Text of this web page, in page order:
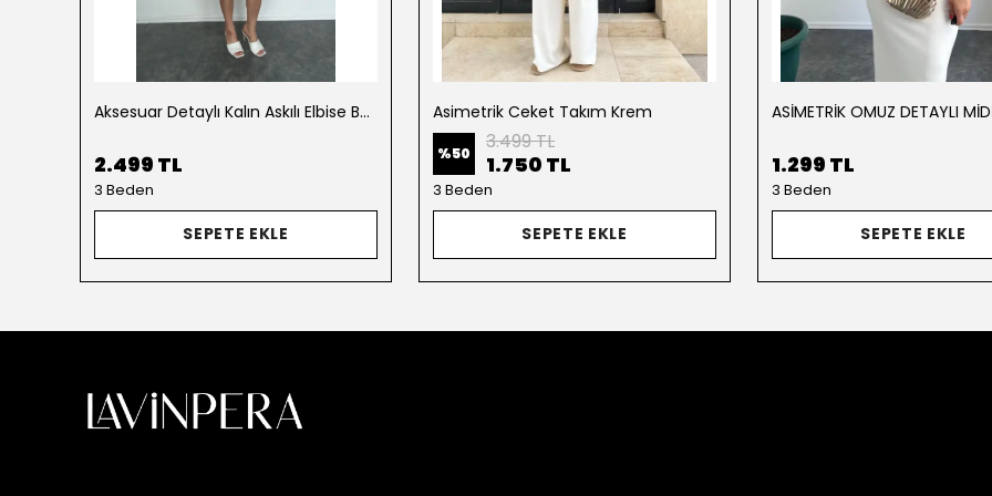
Aksesuar Detaylı Kalın Askılı Elbise Beyaz
2.499 TL
3 Beden
SEPETE EKLE
Asimetrik Ceket Takım Krem
%50 3.499 TL
1.750 TL
3 Beden
SEPETE EKLE
1.299 TL
3 Beden
SEPETE EKLE